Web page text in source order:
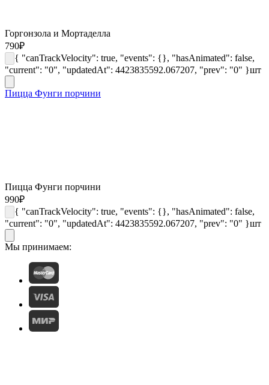
Горгонзола и Мортаделла
790₽
{ "canTrackVelocity": true, "events": {}, "hasAnimated": false,
"current": "0", "updatedAt": 4423835592.067207, "prev": "0" }шт
Пицца Фунги порчини
Пицца Фунги порчини
990₽
{ "canTrackVelocity": true, "events": {}, "hasAnimated": false,
"current": "0", "updatedAt": 4423835592.067207, "prev": "0" }шт
Мы принимаем: